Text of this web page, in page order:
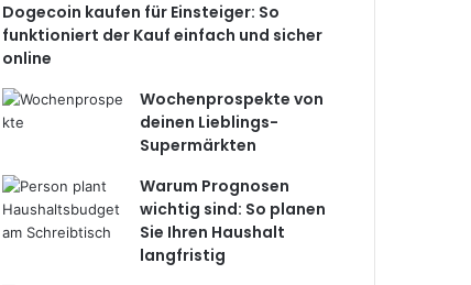
Dogecoin kaufen für Einsteiger: So
funktioniert der Kauf einfach und sicher
online
Wochenprospekte von
deinen Lieblings-
Supermärkten
Warum Prognosen
wichtig sind: So planen
Sie Ihren Haushalt
langfristig